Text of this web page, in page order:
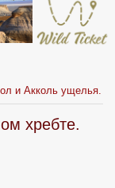
и Акколь ущелья.
хребте.